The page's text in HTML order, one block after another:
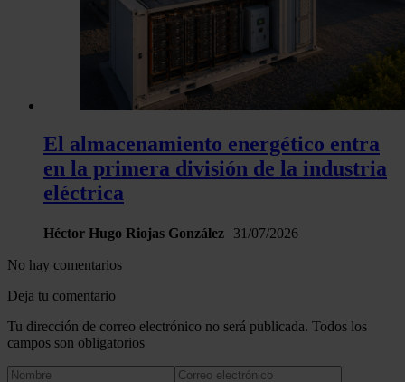
El almacenamiento energético entra
en la primera división de la industria
eléctrica
Héctor Hugo Riojas González 31/07/2026
No hay comentarios
Deja tu comentario
Tu dirección de correo electrónico no será publicada. Todos los
campos son obligatorios